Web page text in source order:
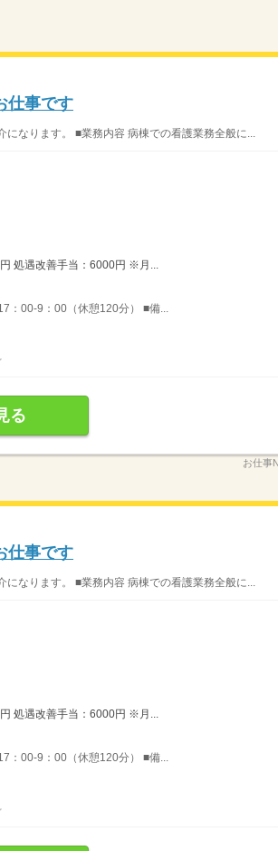
仕事です
なります。 ■業務内容 病棟での看護業務全般に...
処遇改善手当：6000円 ※月...
：00-9：00（休憩120分） ■備...
る
お仕事
仕事です
なります。 ■業務内容 病棟での看護業務全般に...
処遇改善手当：6000円 ※月...
：00-9：00（休憩120分） ■備...